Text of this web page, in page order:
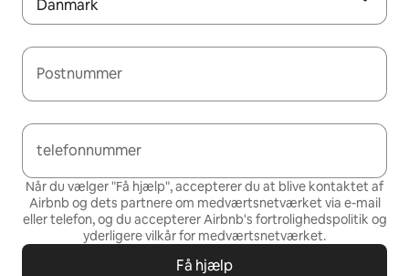
Danmark
Postnummer
telefonnummer
Når du vælger "Få hjælp", accepterer du at blive kontaktet af
Airbnb og dets partnere om medværtsnetværket via e-mail
eller telefon, og du accepterer Airbnb's fortrolighedspolitik og
yderligere vilkår for medværtsnetværket.
Få hjælp